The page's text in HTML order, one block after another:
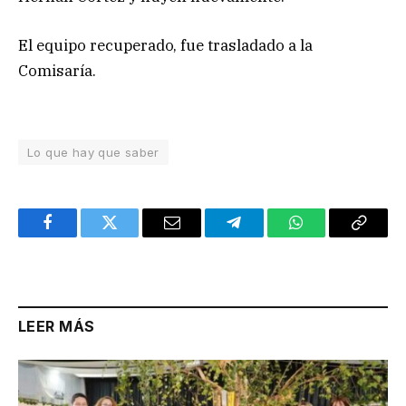
El equipo recuperado, fue trasladado a la
Comisaría.
Lo que hay que saber
FacebookTwitter Email TelegramWhatsAppCopy
LEER MÁS